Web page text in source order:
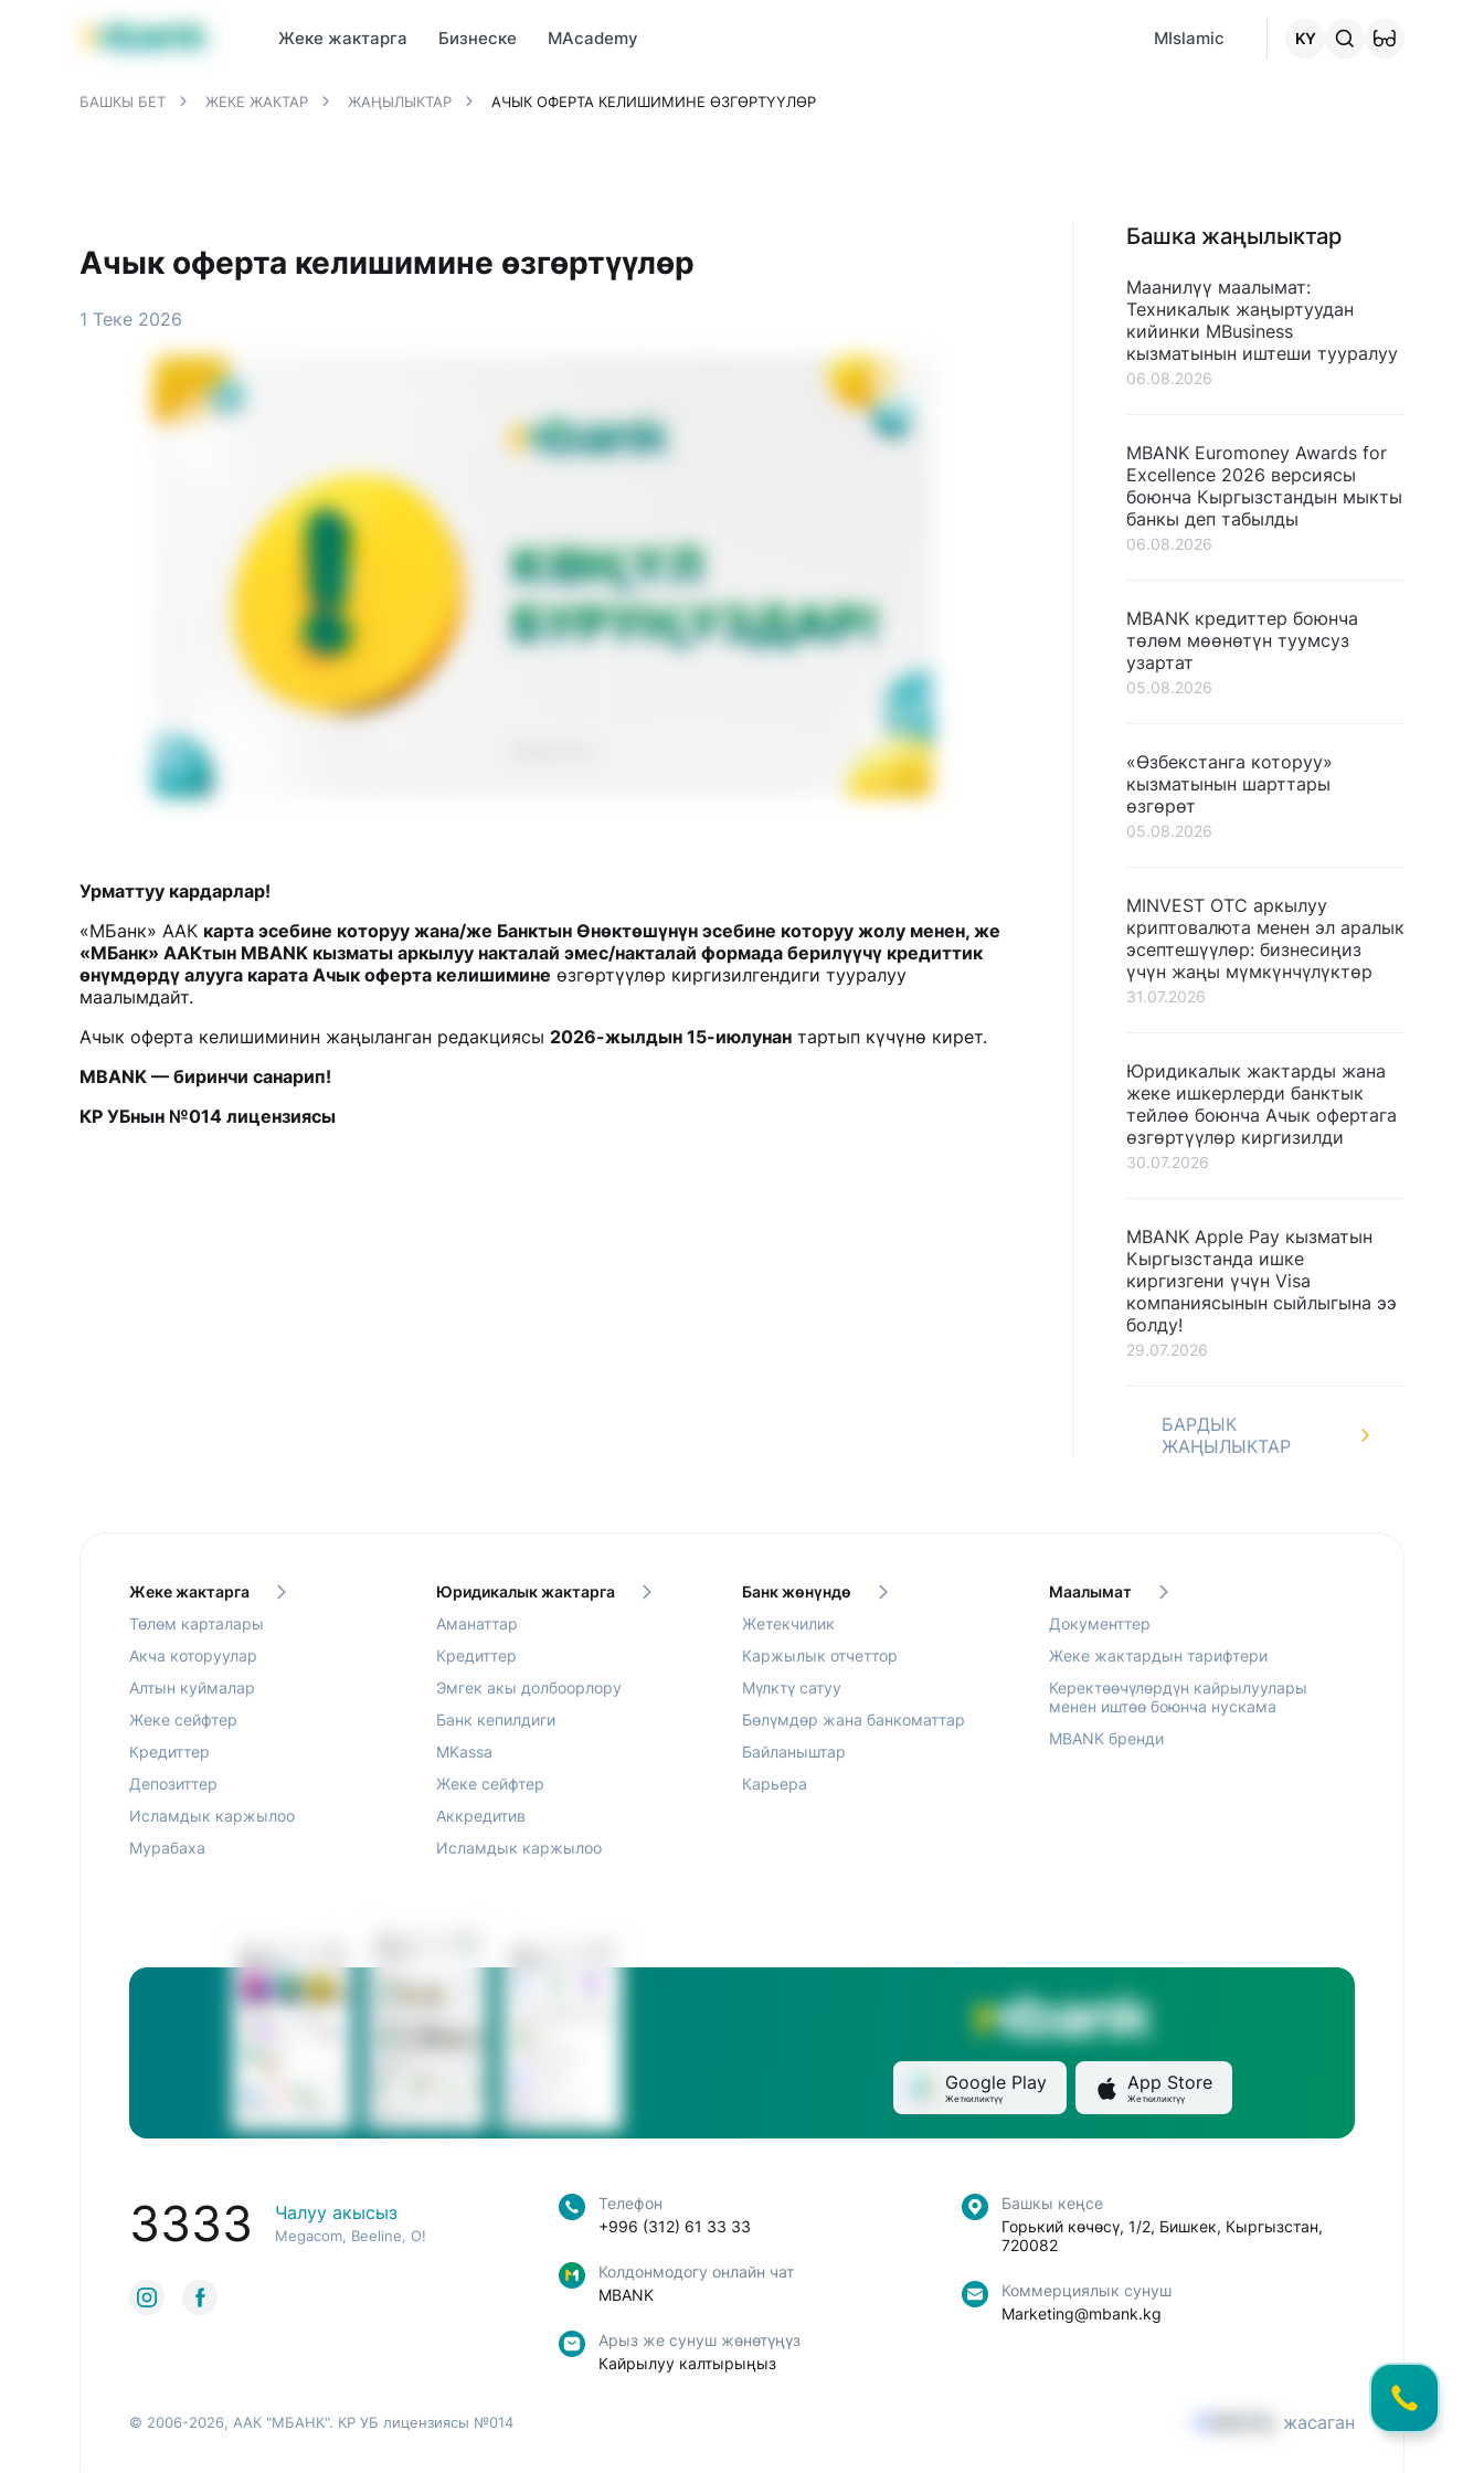
MBANK өнүмдөрү MJunior
Жеке жактарга Бизнеске MAcademy MIslamic KY
БАШКЫ БЕТ ЖЕКЕ ЖАКТАР ЖАҢЫЛЫКТАР АЧЫК ОФЕРТА КЕЛИШИМИНЕ ӨЗГӨРТҮҮЛӨР
Ачык оферта келишимине өзгөртүүлөр
1 Теке 2026
Урматтуу кардарлар!
«МБанк» ААК карта эсебине которуу жана/же Банктын Өнөктөшүнүн эсебине которуу жолу менен, же
«МБанк» ААКтын MBANK кызматы аркылуу накталай эмес/накталай формада берилүүчү кредиттик
өнүмдөрдү алууга карата Ачык оферта келишимине өзгөртүүлөр киргизилгендиги тууралуу
маалымдайт.
Ачык оферта келишиминин жаңыланган редакциясы 2026-жылдын 15-июлунан тартып күчүнө кирет.
MBANK — биринчи санарип!
КР УБнын №014 лицензиясы
Башка жаңылыктар
Маанилүү маалымат:
Техникалык жаңыртуудан
кийинки MBusiness
кызматынын иштеши тууралуу
06.08.2026
MBANK Euromoney Awards for
Excellence 2026 версиясы
боюнча Кыргызстандын мыкты
банкы деп табылды
06.08.2026
MBANK кредиттер боюнча
төлөм мөөнөтүн туумсуз
узартат
05.08.2026
«Өзбекстанга которуу»
кызматынын шарттары
өзгөрөт
05.08.2026
MINVEST OTC аркылуу
криптовалюта менен эл аралык
эсептешүүлөр: бизнесиңиз
үчүн жаңы мүмкүнчүлүктөр
31.07.2026
Юридикалык жактарды жана
жеке ишкерлерди банктык
тейлөө боюнча Ачык офертага
өзгөртүүлөр киргизилди
30.07.2026
MBANK Apple Pay кызматын
Кыргызстанда ишке
киргизгени үчүн Visa
компаниясынын сыйлыгына ээ
болду!
29.07.2026
БАРДЫК
ЖАҢЫЛЫКТАР
Жеке жактарга
Төлөм карталары
Акча которуулар
Алтын куймалар
Жеке сейфтер
Кредиттер
Депозиттер
Исламдык каржылоо
Мурабаха
Юридикалык жактарга
Аманаттар
Кредиттер
Эмгек акы долбоорлору
Банк кепилдиги
MKassa
Жеке сейфтер
Аккредитив
Исламдык каржылоо
Банк жөнүндө
Жетекчилик
Каржылык отчеттор
Мүлктү сатуу
Бөлүмдөр жана банкоматтар
Байланыштар
Карьера
Маалымат
Документтер
Жеке жактардын тарифтери
Керектөөчүлөрдүн кайрылуулары
менен иштөө боюнча нускама
MBANK бренди
Google Play
Жеткиликтүү
App Store
Жеткиликтүү
3333 Чалуу акысыз
Megacom, Beeline, O!
Телефон
+996 (312) 61 33 33
Колдонмодогу онлайн чат
MBANK
Арыз же сунуш жөнөтүңүз
Кайрылуу калтырыңыз
Башкы кеңсе
Горький көчөсү, 1/2, Бишкек, Кыргызстан,
720082
Коммерциялык сунуш
Marketing@mbank.kg
© 2006-2026, ААК "МБАНК". КР УБ лицензиясы №014 жасаган